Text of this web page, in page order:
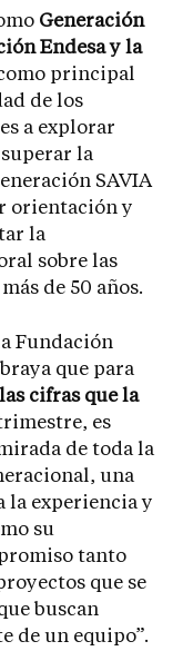
Generación
Endesa y la
principal
de los
a explorar
la
SAVIA
orientación y
la
sobre las
de 50 años.
Fundación
que para
cifras que la
es
de toda la
una
la experiencia y
su
tanto
que se
buscan
de un equipo”.